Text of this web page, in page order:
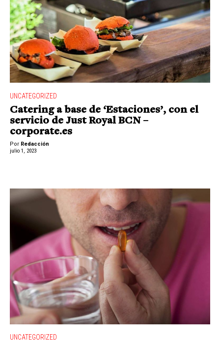
UNCATEGORIZED
Catering a base de ‘Estaciones’, con el
servicio de Just Royal BCN –
corporate.es
Por Redacción
julio 1, 2023
UNCATEGORIZED